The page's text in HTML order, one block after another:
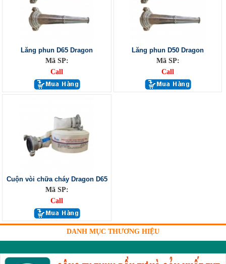
Lăng phun D65 Dragon
Mã SP:
Call
Lăng phun D50 Dragon
Mã SP:
Call
Cuộn vòi chữa cháy Dragon D65
Mã SP:
Call
DANH MỤC THƯƠNG HIỆU